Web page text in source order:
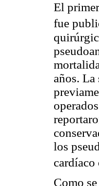
El
fue
años.
los
Como